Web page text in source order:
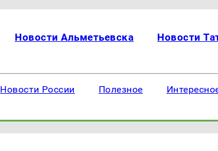
Новости Альметьевска Новости
Новости России Полезное